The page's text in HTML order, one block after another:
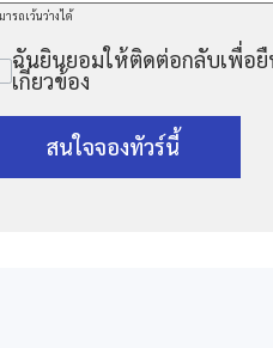
ารถเว้นว่างได้
ฉันยินยอมให้ติดต่อกลับเพื่อ
เกี่ยวข้อง
สนใจจองทัวร์นี้